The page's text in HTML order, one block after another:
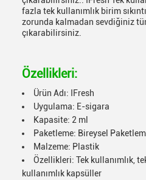
fazla tek kullanımlık birim
zorunda kalmadan sevdiğiniz
çıkarabilirsiniz.
Özellikleri:
Ürün Adı: IFresh
Uygulama: E-sigara
Kapasite: 2 ml
Paketleme: Bireysel
Malzeme: Plastik
Özellikleri: Tek kullanımlık,
kullanımlık kapsüller